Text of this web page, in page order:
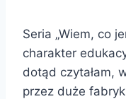
Seria „Wiem, co
charakter
dotąd czytałam,
przez duże